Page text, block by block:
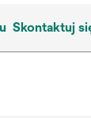
Skontaktuj